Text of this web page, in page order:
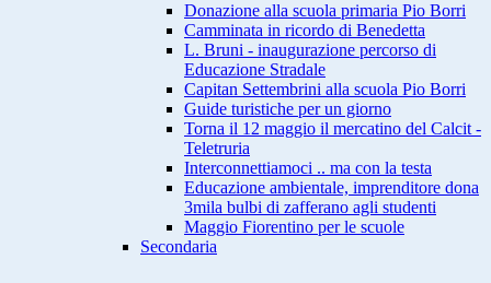
Donazione alla scuola primaria Pio Borri
Camminata in ricordo di Benedetta
L. Bruni - inaugurazione percorso di
Educazione Stradale
Capitan Settembrini alla scuola Pio Borri
Guide turistiche per un giorno
Torna il 12 maggio il mercatino del Calcit -
Teletruria
Interconnettiamoci .. ma con la testa
Educazione ambientale, imprenditore dona
3mila bulbi di zafferano agli studenti
Maggio Fiorentino per le scuole
Secondaria